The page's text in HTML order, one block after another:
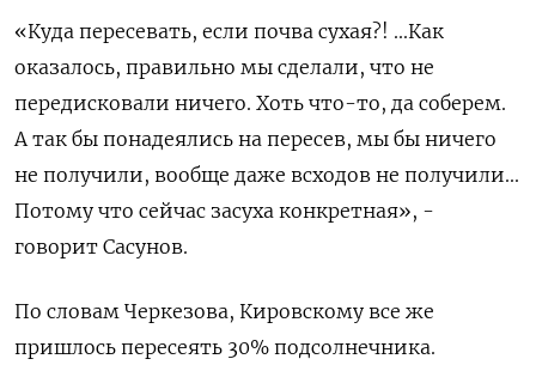
«Куда пересевать, если почва сухая?! ...Как
оказалось, правильно мы сделали, что не
передисковали ничего. Хоть что-то, да соберем.
А так бы понадеялись на пересев, мы бы ничего
не получили, вообще даже всходов не получили...
Потому что сейчас засуха конкретная», -
говорит Сасунов.
По словам Черкезова, Кировскому все же
пришлось пересеять 30% подсолнечника.